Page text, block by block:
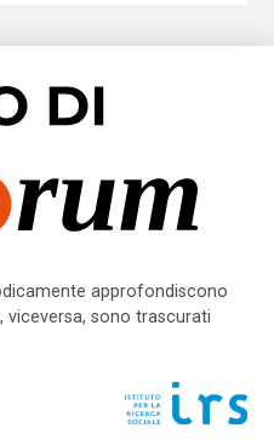
approfondiscono
viceversa, sono trascurati